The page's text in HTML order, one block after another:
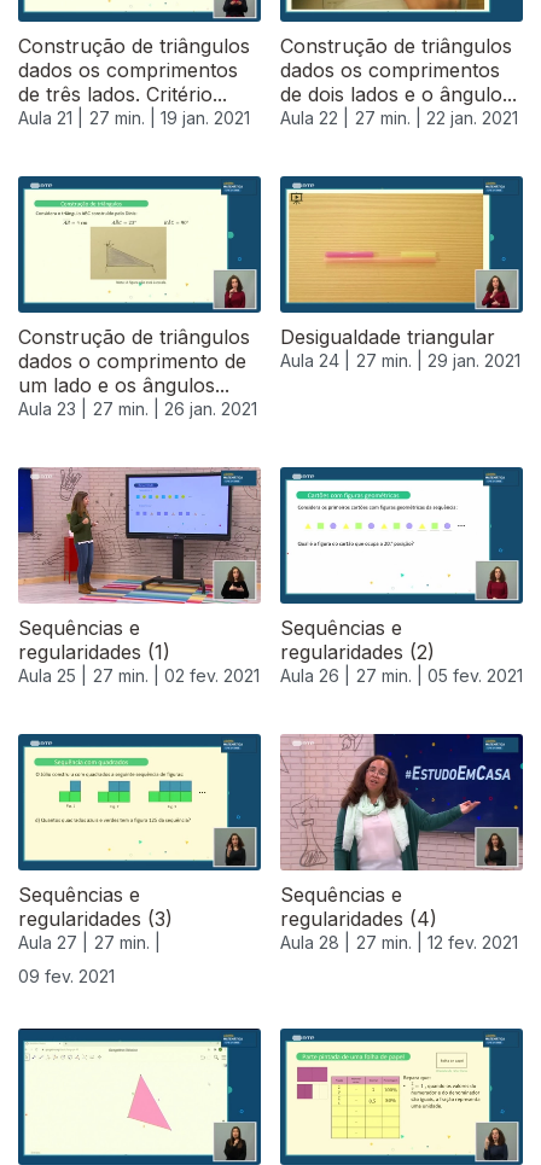
Construção de triângulos
dados os comprimentos
de três lados. Critério...
Aula 21 | 27 min. | 19 jan. 2021
Construção de triângulos
dados os comprimentos
de dois lados e o ângulo...
Aula 22 | 27 min. | 22 jan. 2021
Construção de triângulos
dados o comprimento de
um lado e os ângulos...
Aula 23 | 27 min. | 26 jan. 2021
Desigualdade triangular
Aula 24 | 27 min. | 29 jan. 2021
520896
Sequências e
regularidades (1)
Aula 25 | 27 min. | 02 fev. 2021
Sequências e
regularidades (2)
Aula 26 | 27 min. | 05 fev. 2021
Sequências e
regularidades (3)
Aula 27 |
27 min. |
09 fev. 2021
Sequências e
regularidades (4)
Aula 28 | 27 min. | 12 fev. 2021